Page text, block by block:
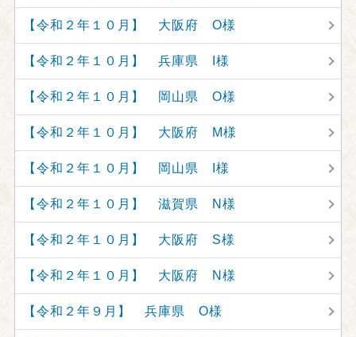
【令和２年１０月】 大阪府 O様
【令和２年１０月】 兵庫県 I様
【令和２年１０月】 岡山県 O様
【令和２年１０月】 大阪府 M様
【令和２年１０月】 岡山県 I様
【令和２年１０月】 滋賀県 N様
【令和２年１０月】 大阪府 S様
【令和２年１０月】 大阪府 N様
【令和２年９月】 兵庫県 O様